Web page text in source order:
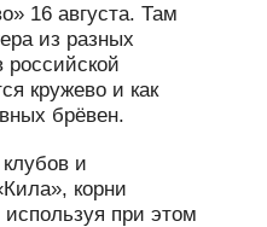
16 августа. Там
из разных
российской
кружево и как
брёвен.
и
корни
при этом